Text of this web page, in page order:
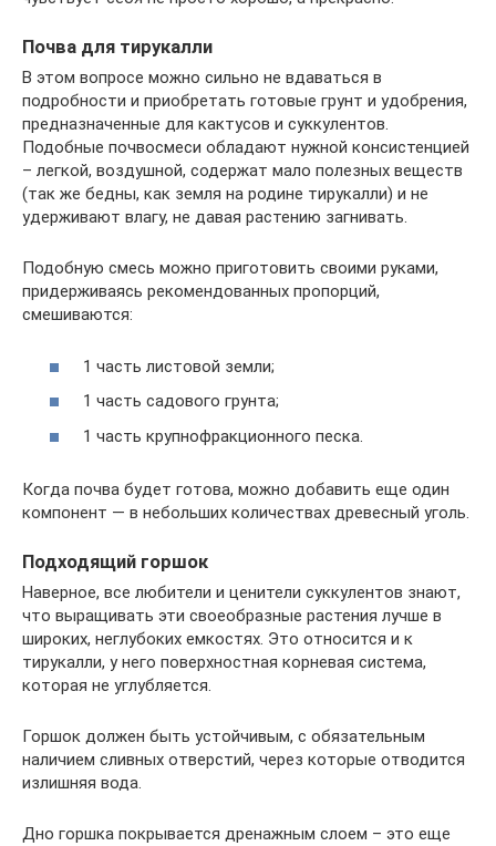
Почва для тирукалли
В этом вопросе можно сильно не вдаваться в
подробности и приобретать готовые грунт и удобрения,
предназначенные для кактусов и суккулентов.
Подобные почвосмеси обладают нужной консистенцией
– легкой, воздушной, содержат мало полезных веществ
(так же бедны, как земля на родине тирукалли) и не
удерживают влагу, не давая растению загнивать.
Подобную смесь можно приготовить своими руками,
придерживаясь рекомендованных пропорций,
смешиваются:
1 часть листовой земли;
1 часть садового грунта;
1 часть крупнофракционного песка.
Когда почва будет готова, можно добавить еще один
компонент — в небольших количествах древесный уголь.
Подходящий горшок
Наверное, все любители и ценители суккулентов знают,
что выращивать эти своеобразные растения лучше в
широких, неглубоких емкостях. Это относится и к
тирукалли, у него поверхностная корневая система,
которая не углубляется.
Горшок должен быть устойчивым, с обязательным
наличием сливных отверстий, через которые отводится
излишняя вода.
Дно горшка покрывается дренажным слоем – это еще